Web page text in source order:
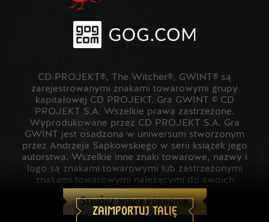
Stwórz nowy poradnik
ZAIMPORTUJ TALIĘ
CD PROJEKT®, The Witcher®, GWINT® są
zarejestrowanymi znakami towarowymi grupy
kapitałowej CD PROJEKT. Gra GWINT © CD
PROJEKT S.A. Wszelkie prawa zastrzeżone.
Wyprodukowane przez CD PROJEKT S.A. Gra
GWINT jest osadzona w uniwersum stworzonym
przez Andrzeja Sapkowskiego w serii książek jego
autorstwa. Wszelkie inne znaki towarowe, nazwy i
logo są znakami towarowymi lub zastrzeżonymi
znakami towarowymi należącymi do swoich
prawowitych właścicieli.